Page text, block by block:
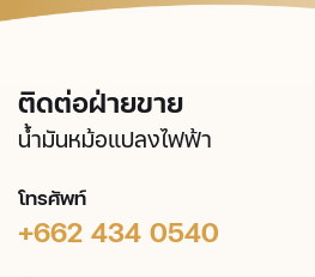
ติดต่อฝ่ายขาย
น้ำมันหม้อแปลงไฟฟ้า
โทรศัพท์
+662 434 0540